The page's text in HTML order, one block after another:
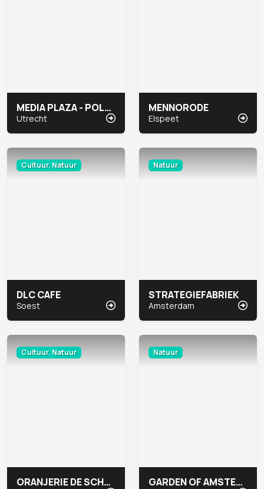
MEDIA PLAZA - POLARGEBIED CONGRESCENTRUM
Utrecht
MENNORODE
Elspeet
Cultuur, Natuur
DLC CAFE
Soest
Natuur
STRATEGIEFABRIEK
Amsterdam
Cultuur, Natuur
ORANJERIE DE SCHAFFELAAR
Natuur
GARDEN OF AMSTERDAM